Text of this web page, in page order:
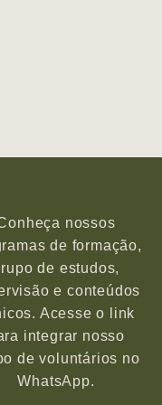
nossos
de formação,
de estudos,
e conteúdos
Acesse o link
integrar nosso
de voluntários no
WhatsApp.